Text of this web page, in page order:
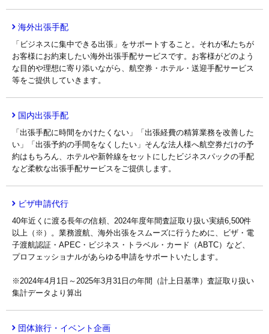
海外出張手配
「ビジネスに集中できる出張」をサポートすること。それが私たちが
お客様にお約束したい海外出張手配サービスです。お客様がどのよう
な目的や理想に寄り添いながら、航空券・ホテル・送迎手配サービス
等をご提供していきます。
国内出張手配
「出張手配に時間をかけたくない」「出張経費の精算業務を改善した
い」「出張予約の手間をなくしたい」そんな法人様へ航空券だけの予
約はもちろん、ホテルや新幹線をセットにしたビジネスパックの手配
など柔軟な出張手配サービスをご提供します。
ビザ申請代行
40年近くに渡る長年の信頼、2024年度年間査証取り扱い実績6,500件
以上（※）。業務渡航、海外出張をスムーズに行うために、ビザ・電
子渡航認証・APEC・ビジネス・トラベル・カード（ABTC）など、
プロフェッショナルがあらゆる申請をサポートいたします。
※2024年4月1日～2025年3月31日の年間（計上日基準）査証取り扱い
集計データより算出
団体旅行・イベント企画